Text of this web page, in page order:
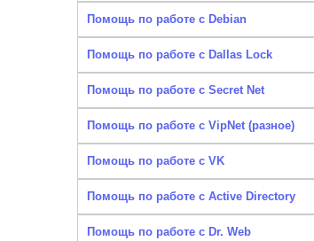
Помощь по работе с Debian
Помощь по работе с Dallas Lock
Помощь по работе с Secret Net
Помощь по работе с VipNet (разное)
Помощь по работе с VK
Помощь по работе с Active Directory
Помощь по работе с Dr. Web